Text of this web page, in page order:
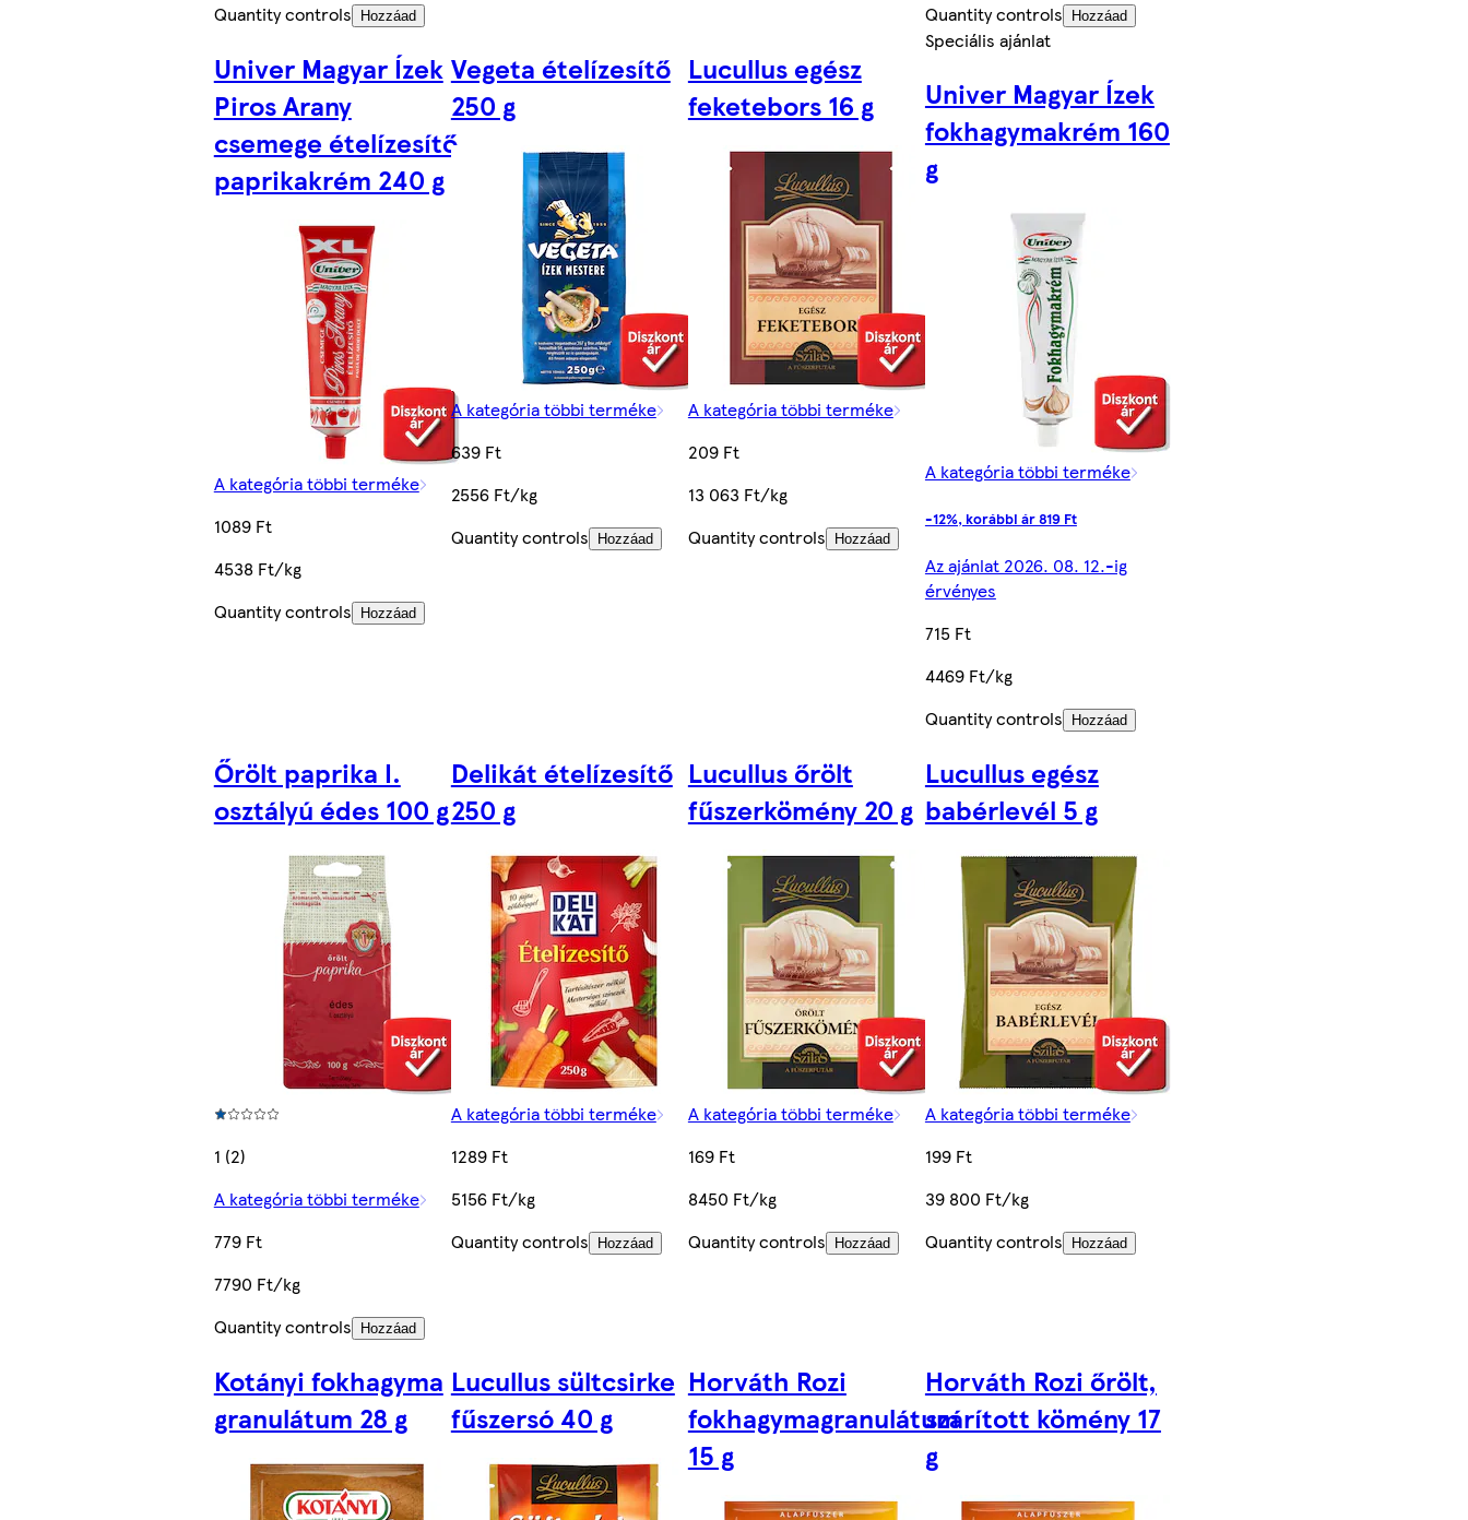
Quantity controls
Hozzáad
Quantity controls
Hozzáad
Univer Magyar Ízek
Piros Arany
csemege ételízesítő
paprikakrém 240 g
A kategória többi terméke
1089 Ft
4538 Ft/kg
Quantity controls
Hozzáad
Vegeta ételízesítő
250 g
A kategória többi terméke
639 Ft
2556 Ft/kg
Quantity controls
Hozzáad
Lucullus egész
feketebors 16 g
A kategória többi terméke
209 Ft
13 063 Ft/kg
Quantity controls
Hozzáad
Speciális ajánlat
Univer Magyar Ízek
fokhagymakrém 160
g
A kategória többi terméke
-12%, korábbi ár 819 Ft
Az ajánlat 2026. 08. 12.-ig
érvényes
715 Ft
4469 Ft/kg
Quantity controls
Hozzáad
Őrölt paprika I.
osztályú édes 100 g
1 (2)
A kategória többi terméke
779 Ft
7790 Ft/kg
Quantity controls
Hozzáad
Delikát ételízesítő
250 g
A kategória többi terméke
1289 Ft
5156 Ft/kg
Quantity controls
Hozzáad
Lucullus őrölt
fűszerkömény 20 g
A kategória többi terméke
169 Ft
8450 Ft/kg
Quantity controls
Hozzáad
Lucullus egész
babérlevél 5 g
A kategória többi terméke
199 Ft
39 800 Ft/kg
Quantity controls
Hozzáad
Kotányi fokhagyma
granulátum 28 g
Lucullus sültcsirke
fűszersó 40 g
Horváth Rozi
fokhagymagranulátum
15 g
Horváth Rozi őrölt,
szárított kömény 17
g